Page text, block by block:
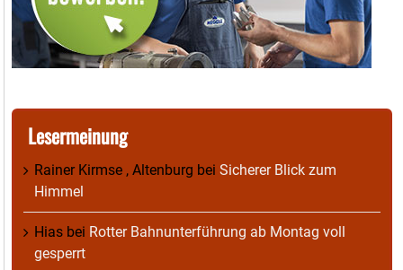
Lesermeinung
Rainer Kirmse , Altenburg bei Sicherer Blick zum
Himmel
Hias bei Rotter Bahnunterführung ab Montag voll
gesperrt